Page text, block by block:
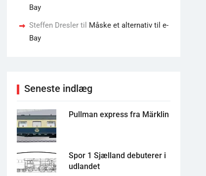
Bay
Steffen Dresler til Måske et alternativ til e-
Bay
Seneste indlæg
Pullman express fra Märklin
Spor 1 Sjælland debuterer i
udlandet